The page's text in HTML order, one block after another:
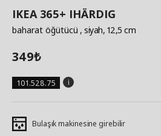
IKEA 365+ IHÄRDIG
baharat öğütücü , siyah, 12,5 cm
349₺
101.528.75
Bulaşık makinesine girebilir